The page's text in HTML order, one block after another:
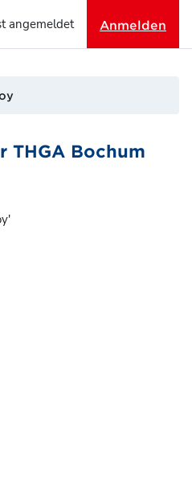
angemeldet Anmelden
THGA Bochum